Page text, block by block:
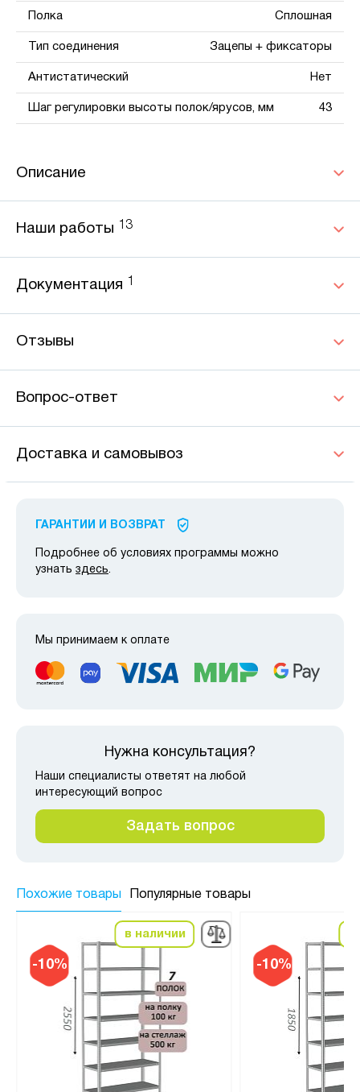
Полка Сплошная
Тип соединения Зацепы + фиксаторы
Антистатический Нет
Шаг регулировки высоты полок/ярусов, мм 43
Описание
Наши работы 13
Документация
Отзывы
Вопрос-ответ
Доставка и самовывоз
ГАРАНТИИ И ВОЗВРАТ
Подробнее об условиях программы можно
узнать здесь.
Мы принимаем к оплате
Нужна консультация?
Наши специалисты ответят на любой
интересующий вопрос
Задать вопрос
Похожие товары Популярные товары
-10%
в наличии
-10%